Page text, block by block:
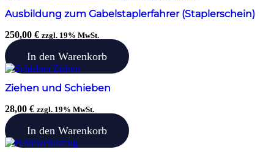
Ausbildung zum Gabelstaplerfahrer (Staplerschein)
250,00 € zzgl. 19% MwSt.
In den Warenkorb
Ziehen und Schieben
28,00 € zzgl. 19% MwSt.
In den Warenkorb